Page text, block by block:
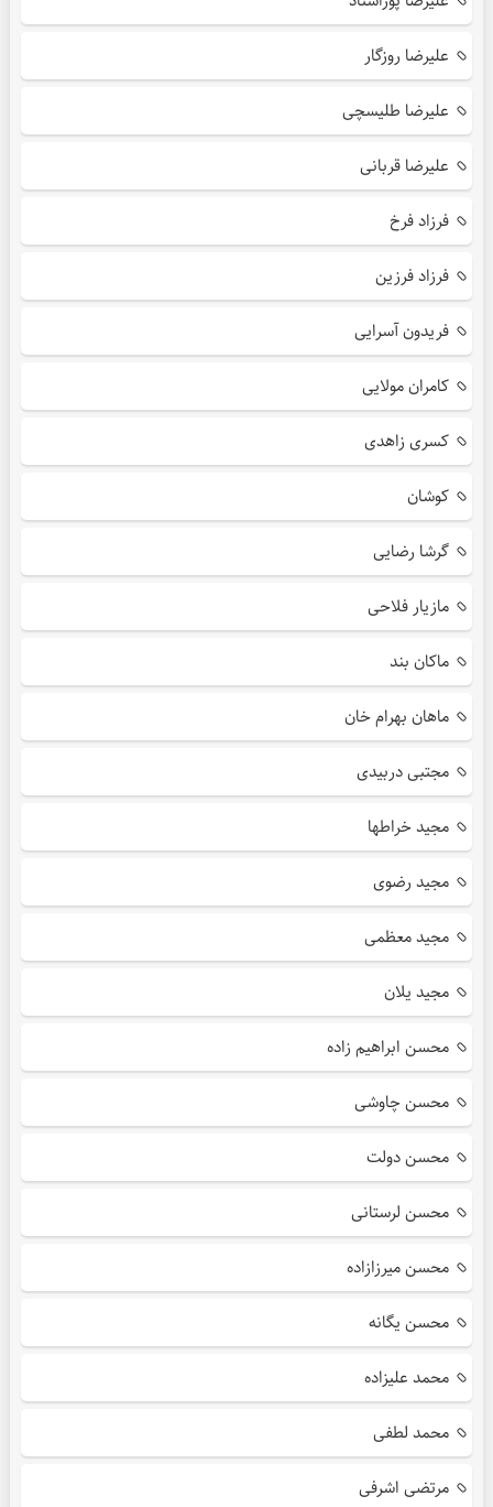
علیرضا روزگار
علیرضا طلیسچی
علیرضا قربانی
فرزاد فرخ
فرزاد فرزین
فریدون آسرایی
کامران مولایی
کسری زاهدی
کوشان
گرشا رضایی
مازیار فلاحی
ماکان بند
ماهان بهرام خان
مجتبی دربیدی
مجید خراطها
مجید رضوی
مجید معظمی
مجید یلان
محسن ابراهیم زاده
محسن چاوشی
محسن دولت
محسن لرستانی
محسن میرزازاده
محسن یگانه
محمد علیزاده
محمد لطفی
مرتضی اشرفی